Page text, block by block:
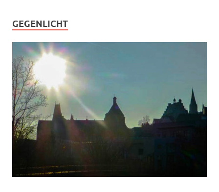
GEGENLICHT